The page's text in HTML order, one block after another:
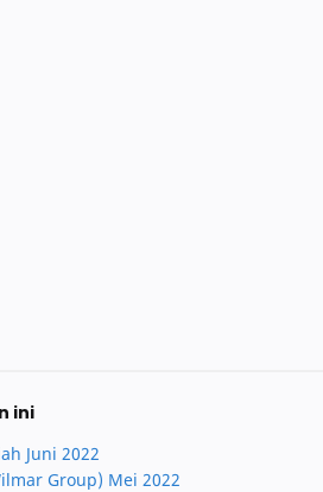
ini
Juni 2022
Group) Mei 2022